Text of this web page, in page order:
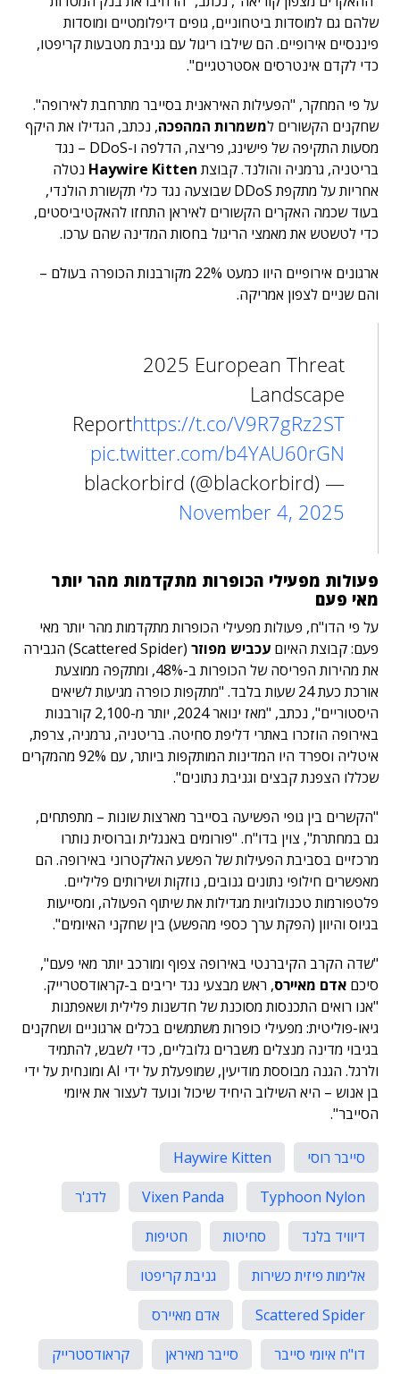
שלהם גם למוסדות ביטחוניים, גופים דיפלומטיים ומוסדות
פיננסיים אירופיים. הם שילבו ריגול עם גניבת מטבעות קריפטו,
כדי לקדם אינטרסים אסטרטגיים".
על פי המחקר, "הפעילות האיראנית בסייבר מתרחבת לאירופה".
שחקנים הקשורים למשמרות המהפכה, נכתב, הגדילו את היקף
מסעות התקיפה של פישינג, פריצה, הדלפה ו-DDoS – נגד
בריטניה, גרמניה והולנד. קבוצת Haywire Kitten נטלה
אחריות על מתקפת DDoS שבוצעה נגד כלי תקשורת הולנדי,
בעוד שכמה האקרים הקשורים לאיראן התחזו להאקטיביסטים,
כדי לטשטש את מאמצי הריגול בחסות המדינה שהם ערכו.
ארגונים אירופיים היוו כמעט 22% מקורבנות הכופרה בעולם –
והם שניים לצפון אמריקה.
2025 European Threat
Landscape
Reporthttps://t.co/V9R7gRz2ST
pic.twitter.com/b4YAU60rGN
— blackorbird (@blackorbird)
November 4, 2025
פעולות מפעילי הכופרות מתקדמות מהר יותר
מאי פעם
על פי הדו"ח, פעולות מפעילי הכופרות מתקדמות מהר יותר מאי
פעם: קבוצת האיום עכביש מפוזר
(Scattered Spider) הגבירה
את מהירות הפריסה של הכופרות ב-48%, ומתקפה ממוצעת
אורכת כעת 24 שעות בלבד. "מתקפות כופרה מגיעות לשיאים
היסטוריים", נכתב, "מאז ינואר 2024, יותר מ-2,100 קורבנות
באירופה הוזכרו באתרי דליפת סחיטה. בריטניה, גרמניה, צרפת,
איטליה וספרד היו המדינות המותקפות ביותר, עם 92% מהמקרים
שכללו הצפנת קבצים וגניבת נתונים".
"הקשרים בין גופי הפשיעה בסייבר מארצות שונות – מתפתחים,
גם במחתרת", צוין בדו"ח. "פורומים באנגלית וברוסית נותרו
מרכזיים בסביבת הפעילות של הפשע האלקטרוני באירופה. הם
מאפשרים חילופי נתונים גנובים, נוזקות ושירותים פליליים.
פלטפורמות טכנולוגיות מגדילות את שיתוף הפעולה, ומסייעות
בגיוס והיוון (הפקת ערך כספי מהפשע) בין שחקני האיומים".
"שדה הקרב הקיברנטי באירופה צפוף ומורכב יותר מאי פעם",
סיכם אדם מאיירס, ראש מבצעי נגד יריבים ב-קראודסטרייק.
"אנו רואים התכנסות מסוכנת של חדשנות פלילית ושאפתנות
גיאו-פוליטית: מפעילי כופרות משתמשים בכלים ארגוניים ושחקנים
בגיבוי מדינה מנצלים משברים גלובליים, כדי לשבש, להתמיד
ולרגל. הגנה מבוססת מודיעין, שמופעלת על ידי AI ומונחית על ידי
בן אנוש – היא השילוב היחיד שיכול ונועד לעצור את איומי
הסייבר".
סייבר רוסי
Haywire Kitten
Typhoon Nylon
Vixen Panda
לדג'ר
דיוויד בלנד
סחיטות
חטיפות
אלימות פיזית כשירות
גניבת קריפטו
Scattered Spider
אדם מאיירס
דו"ח איומי סייבר
סייבר מאיראן
קראודסטרייק